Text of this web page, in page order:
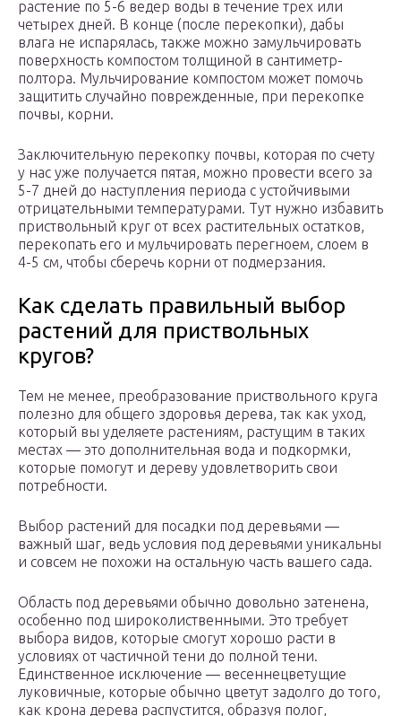
растение по 5-6 ведер воды в течение трех или
четырех дней. В конце (после перекопки), дабы
влага не испарялась, также можно замульчировать
поверхность компостом толщиной в сантиметр-
полтора. Мульчирование компостом может помочь
защитить случайно поврежденные, при перекопке
почвы, корни.
Заключительную перекопку почвы, которая по счету
у нас уже получается пятая, можно провести всего за
5-7 дней до наступления периода с устойчивыми
отрицательными температурами. Тут нужно избавить
приствольный круг от всех растительных остатков,
перекопать его и мульчировать перегноем, слоем в
4-5 см, чтобы сберечь корни от подмерзания.
Как сделать правильный выбор
растений для приствольных
кругов?
Тем не менее, преобразование приствольного круга
полезно для общего здоровья дерева, так как уход,
который вы уделяете растениям, растущим в таких
местах — это дополнительная вода и подкормки,
которые помогут и дереву удовлетворить свои
потребности.
Выбор растений для посадки под деревьями —
важный шаг, ведь условия под деревьями уникальны
и совсем не похожи на остальную часть вашего сада.
Область под деревьями обычно довольно затенена,
особенно под широколиственными. Это требует
выбора видов, которые смогут хорошо расти в
условиях от частичной тени до полной тени.
Единственное исключение — весеннецветущие
луковичные, которые обычно цветут задолго до того,
как крона дерева распустится, образуя полог,